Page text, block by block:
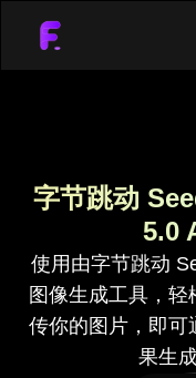
字节跳动
5.0
使用由字节跳动
图像生成工具，
传你的图片，即可
果生